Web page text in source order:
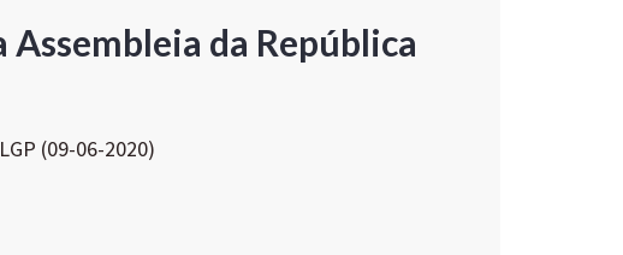
da República
(09-06-2020)